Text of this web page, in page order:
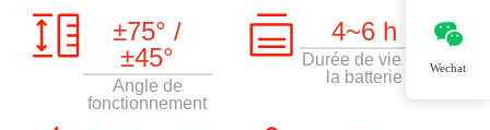
±75° /
±45°
Angle de
fonctionnement
4~6 h
Durée de vie de
la batterie
Wechat